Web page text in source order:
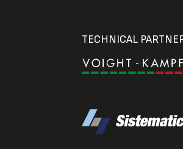
TECHNICAL